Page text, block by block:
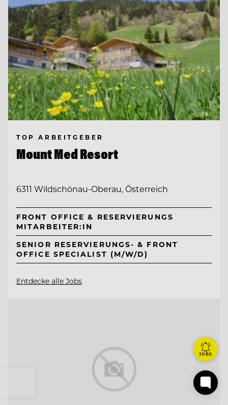
TOP ARBEITGEBER
Mount Med Resort
6311 Wildschönau-Oberau, Österreich
FRONT OFFICE & RESERVIERUNGS
MITARBEITER:IN
SENIOR RESERVIERUNGS- & FRONT
OFFICE SPECIALIST (M/W/D)
Entdecke alle Jobs
JOBS